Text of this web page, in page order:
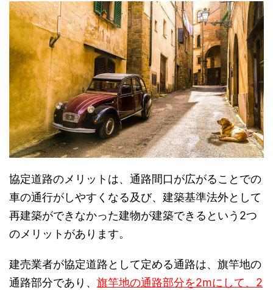
協定道路のメリットは、通路間口が広がることでの
車の通行がしやすくなる及び、建築基準法外として
再建築ができなかった建物が建築できるという2つ
のメリットがあります。
建売業者が協定道路として定める通路は、旗竿地の
通路部分であり、 旗竿地の通路部分を2mにして、2